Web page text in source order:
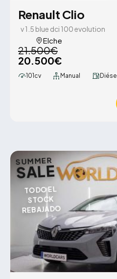
Renault Clio
v 1.5 blue dci 100 evolution
Elche
21.500€
20.500€
101cv Manual Diésel
SUMMER
SALE
TODO EL
STOCK
REBAJADO